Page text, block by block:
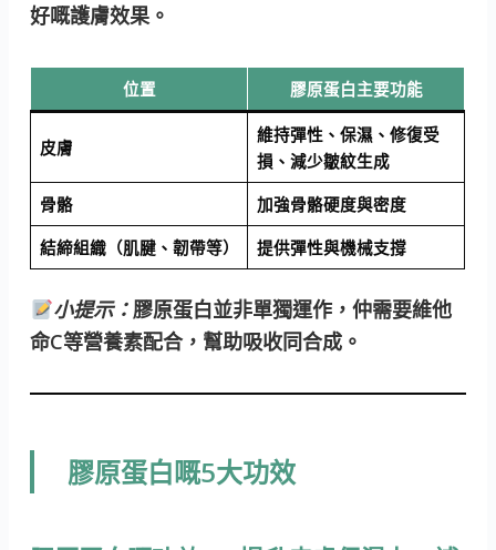
好嘅護膚效果。
位置 膠原蛋白主要功能
皮膚
維持彈性、保濕、修復受
損、減少皺紋生成
骨骼
加強骨骼硬度與密度
結締組織（肌腱、韌帶等）
提供彈性與機械支撐
小提示：膠原蛋白並非單獨運作，仲需要維他
命C等營養素配合，幫助吸收同合成。
膠原蛋白嘅5大功效